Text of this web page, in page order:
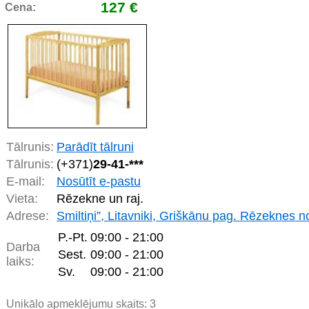
Cena: 127 €
Tālrunis: Parādīt tālruni
Tālrunis: (+371)29-41-***
E-mail:
Nosūtīt e-pastu
Vieta:
Rēzekne un raj.
Adrese:
Smiltiņi”, Litavniki, Griškānu pag. Rēzeknes
Darba
laiks:
P.-Pt. 09:00 - 21:00
Sest. 09:00 - 21:00
Sv.
09:00 - 21:00
Unikālo apmeklējumu skaits: 3